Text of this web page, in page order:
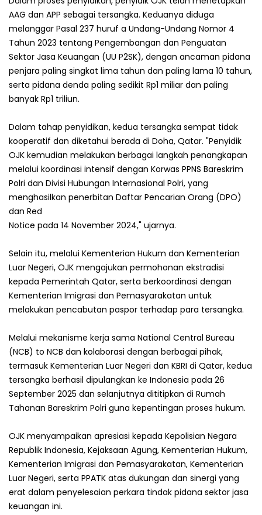
AAG dan APP sebagai tersangka. Keduanya diduga
melanggar Pasal 237 huruf a Undang-Undang Nomor 4
Tahun 2023 tentang Pengembangan dan Penguatan
Sektor Jasa Keuangan (UU P2SK), dengan ancaman pidana
penjara paling singkat lima tahun dan paling lama 10 tahun,
serta pidana denda paling sedikit Rp1 miliar dan paling
banyak Rp1 triliun.
Dalam tahap penyidikan, kedua tersangka sempat tidak
kooperatif dan diketahui berada di Doha, Qatar. "Penyidik
OJK kemudian melakukan berbagai langkah penangkapan
melalui koordinasi intensif dengan Korwas PPNS Bareskrim
Polri dan Divisi Hubungan Internasional Polri, yang
menghasilkan penerbitan Daftar Pencarian Orang (DPO)
dan Red
Notice pada 14 November 2024," ujarnya.
Selain itu, melalui Kementerian Hukum dan Kementerian
Luar Negeri, OJK mengajukan permohonan ekstradisi
kepada Pemerintah Qatar, serta berkoordinasi dengan
Kementerian Imigrasi dan Pemasyarakatan untuk
melakukan pencabutan paspor terhadap para tersangka.
Melalui mekanisme kerja sama National Central Bureau
(NCB) to NCB dan kolaborasi dengan berbagai pihak,
termasuk Kementerian Luar Negeri dan KBRI di Qatar, kedua
tersangka berhasil dipulangkan ke Indonesia pada 26
September 2025 dan selanjutnya dititipkan di Rumah
Tahanan Bareskrim Polri guna kepentingan proses hukum.
OJK menyampaikan apresiasi kepada Kepolisian Negara
Republik Indonesia, Kejaksaan Agung, Kementerian Hukum,
Kementerian Imigrasi dan Pemasyarakatan, Kementerian
Luar Negeri, serta PPATK atas dukungan dan sinergi yang
erat dalam penyelesaian perkara tindak pidana sektor jasa
keuangan ini.